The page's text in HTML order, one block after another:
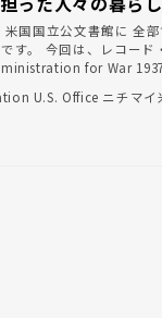
米国国立公文書館に 全
す。 今回は、レコー
for War
ご紹介いたします。
U.S. Office ニチマイ